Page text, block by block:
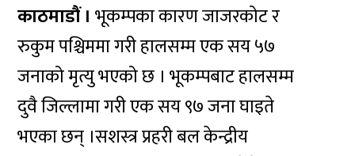
काठमाडौं । भूकम्पका कारण जाजरकोट र
रुकुम पश्चिममा गरी हालसम्म एक सय ५७
जनाको मृत्यु भएको छ । भूकम्पबाट हालसम्म
दुवै जिल्लामा गरी एक सय ९७ जना घाइते
भएका छन् ।सशस्त्र प्रहरी बल केन्द्रीय